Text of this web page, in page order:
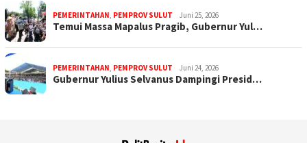
PEMERINTAHAN PEMPROV SULUT Juni 25, 2026
Temui Massa Mapalus Pragib, Gubernur Yul…
PEMERINTAHAN PEMPROV SULUT Juni 24, 2026
Gubernur Yulius Selvanus Dampingi Presid…